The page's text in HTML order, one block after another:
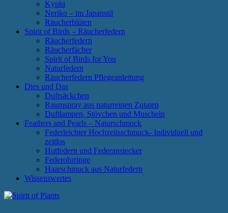
Kyphi
Neriko – im Japanstil
Räucherblüten
Spirit of Birds – Räucherfedern
Räucherfedern
Räucherfächer
Spirit of Birds for You
Naturfedern
Räucherfedern Pflegeanleitung
Dies und Das
Duftsäckchen
Raumspray aus naturreinen Zutaten
Duftlampen, Stövchen und Muscheln
Feathers and Pearls – Naturschmuck
Federleichter Hochzeitsschmuck- Individuell und
zeitlos
Hutfedern und Federanstecker
Federohrringe
Haarschmuck aus Naturfedern
Wissenswertes